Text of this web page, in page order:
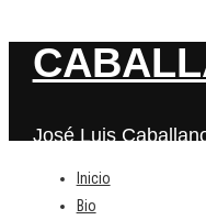
José Luis
Inicio
Bio